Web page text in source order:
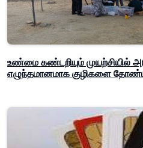
உண்மை கண்டறியும் முயற்சியில்
எழுந்தமானமாக குழிகளை